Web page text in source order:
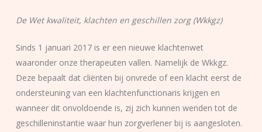
De Wet kwaliteit, klachten en geschillen zorg (Wkkgz)
Sinds 1 januari 2017 is er een nieuwe klachtenwet
waaronder onze therapeuten vallen. Namelijk de Wkkgz.
Deze bepaalt dat cliënten bij onvrede of een klacht eerst de
ondersteuning van een klachtenfunctionaris krijgen en
wanneer dit onvoldoende is, zij zich kunnen wenden tot de
geschilleninstantie waar hun zorgverlener bij is aangesloten.